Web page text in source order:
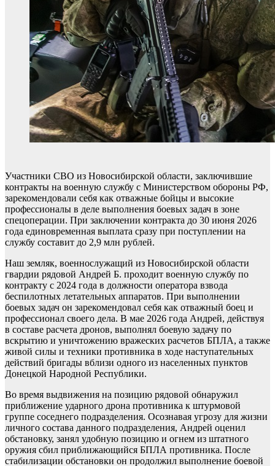
Участники СВО из Новосибирской области, заключившие
контракты на военную службу с Министерством обороны РФ,
зарекомендовали себя как отважные бойцы и высокие
профессионалы в деле выполнения боевых задач в зоне
спецоперации. При заключении контракта до 30 июня 2026
года единовременная выплата сразу при поступлении на
службу составит до 2,9 млн рублей.
Наш земляк, военнослужащий из Новосибирской области
гвардии рядовой Андрей Б. проходит военную службу по
контракту с 2024 года в должности оператора взвода
беспилотных летательных аппаратов. При выполнении
боевых задач он зарекомендовал себя как отважный боец и
профессионал своего дела. В мае 2026 года Андрей, действуя
в составе расчета дронов, выполнял боевую задачу по
вскрытию и уничтожению вражеских расчетов БПЛА, а также
живой силы и техники противника в ходе наступательных
действий бригады вблизи одного из населенных пунктов
Донецкой Народной Республики.
Во время выдвижения на позицию рядовой обнаружил
приближение ударного дрона противника к штурмовой
группе соседнего подразделения. Осознавая угрозу для жизни
личного состава данного подразделения, Андрей оценил
обстановку, занял удобную позицию и огнем из штатного
оружия сбил приближающийся БПЛА противника. После
стабилизации обстановки он продолжил выполнение боевой